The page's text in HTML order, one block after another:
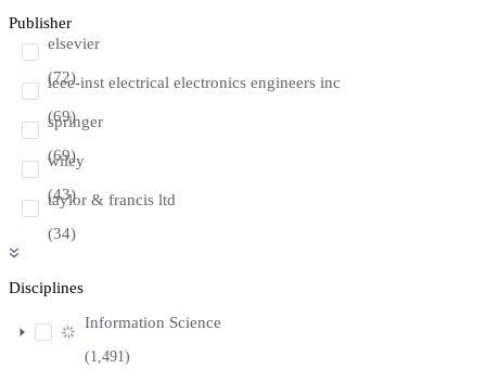
Publisher
elsevier
(72)
ieee-inst electrical electronics engineers inc
(69)
springer
(69)
wiley
(43)
taylor & francis ltd
(34)
Disciplines
Information Science
(1,491)